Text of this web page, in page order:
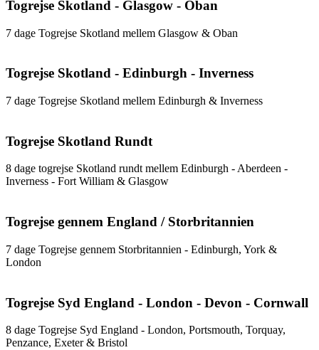
Togrejse Skotland - Glasgow - Oban
7 dage Togrejse Skotland mellem Glasgow & Oban
Togrejse Skotland - Edinburgh - Inverness
7 dage Togrejse Skotland mellem Edinburgh & Inverness
Togrejse Skotland Rundt
8 dage togrejse Skotland rundt mellem Edinburgh - Aberdeen -
Inverness - Fort William & Glasgow
Togrejse gennem England / Storbritannien
7 dage Togrejse gennem Storbritannien - Edinburgh, York &
London
Togrejse Syd England - London - Devon - Cornwall
8 dage Togrejse Syd England - London, Portsmouth, Torquay,
Penzance, Exeter & Bristol